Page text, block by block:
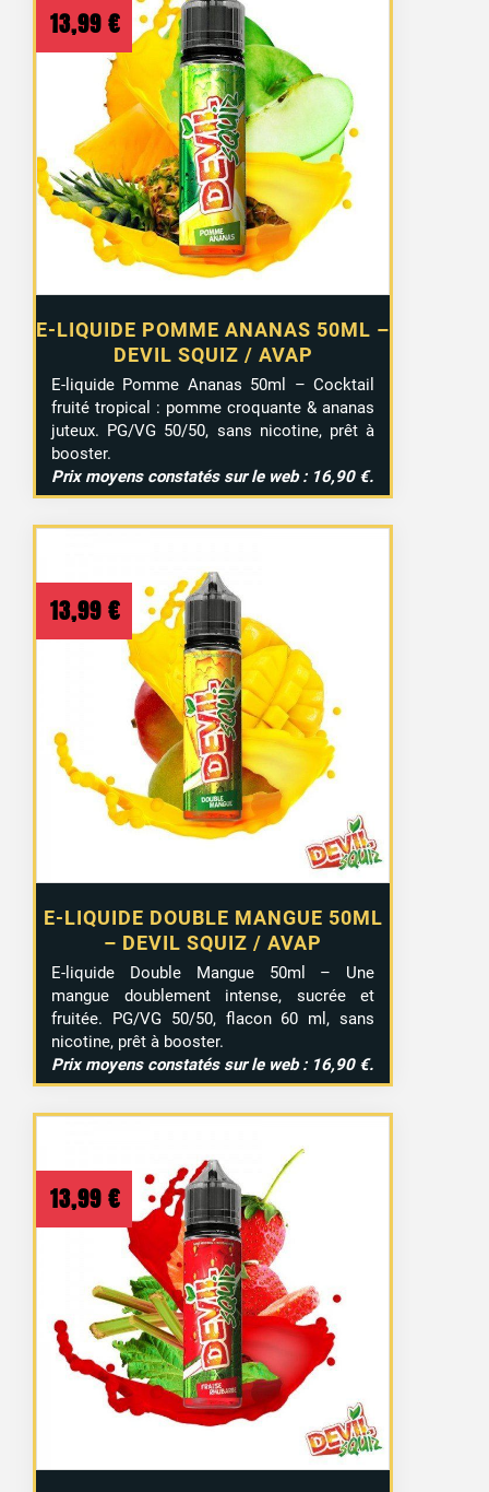
E-LIQUIDE POMME ANANAS 50ML –
DEVIL SQUIZ / AVAP
13,99 €
E-liquide Pomme Ananas 50ml – Cocktail
fruité tropical : pomme croquante & ananas
juteux. PG/VG 50/50, sans nicotine, prêt à
booster.
Prix moyens constatés sur le web : 16,90 €.
E-LIQUIDE DOUBLE MANGUE 50ML
– DEVIL SQUIZ / AVAP
13,99 €
E-liquide Double Mangue 50ml – Une
mangue doublement intense, sucrée et
fruitée. PG/VG 50/50, flacon 60 ml, sans
nicotine, prêt à booster.
Prix moyens constatés sur le web : 16,90 €.
13,99 €